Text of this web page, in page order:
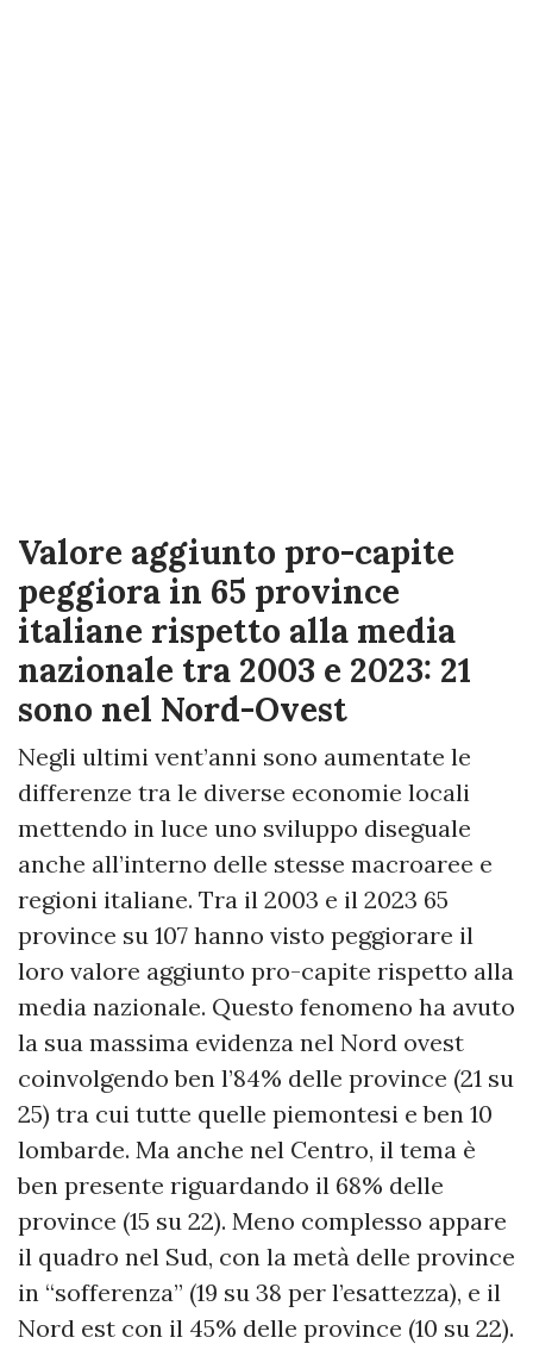
Valore aggiunto pro-capite
peggiora in 65 province
italiane rispetto alla media
nazionale tra 2003 e 2023: 21
sono nel Nord-Ovest
Negli ultimi vent’anni sono aumentate le
differenze tra le diverse economie locali
mettendo in luce uno sviluppo diseguale
anche all’interno delle stesse macroaree e
regioni italiane. Tra il 2003 e il 2023 65
province su 107 hanno visto peggiorare il
loro valore aggiunto pro-capite rispetto alla
media nazionale. Questo fenomeno ha avuto
la sua massima evidenza nel Nord ovest
coinvolgendo ben l’84% delle province (21 su
25) tra cui tutte quelle piemontesi e ben 10
lombarde. Ma anche nel Centro, il tema è
ben presente riguardando il 68% delle
province (15 su 22). Meno complesso appare
il quadro nel Sud, con la metà delle province
in “sofferenza” (19 su 38 per l’esattezza), e il
Nord est con il 45% delle province (10 su 22).